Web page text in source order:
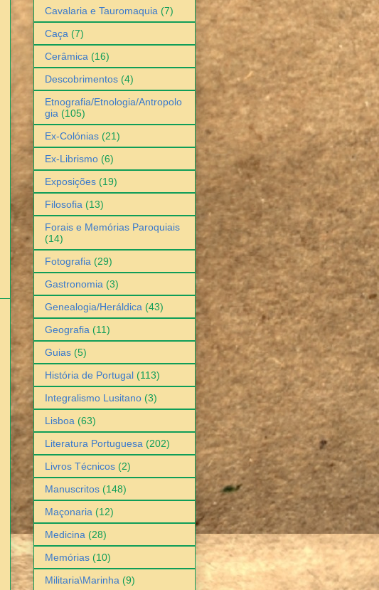
Cavalaria e Tauromaquia (7)
Caça (7)
Cerâmica (16)
Descobrimentos (4)
Etnografia/Etnologia/Antropolo
gia (105)
Ex-Colónias (21)
Ex-Librismo (6)
Exposições (19)
Filosofia (13)
Forais e Memórias Paroquiais
(14)
Fotografia (29)
Gastronomia (3)
Genealogia/Heráldica (43)
Geografia (11)
Guias (5)
História de Portugal (113)
Integralismo Lusitano (3)
Lisboa (63)
Literatura Portuguesa (202)
Livros Técnicos (2)
Manuscritos (148)
Maçonaria (12)
Medicina (28)
Memórias (10)
Militaria\Marinha (9)